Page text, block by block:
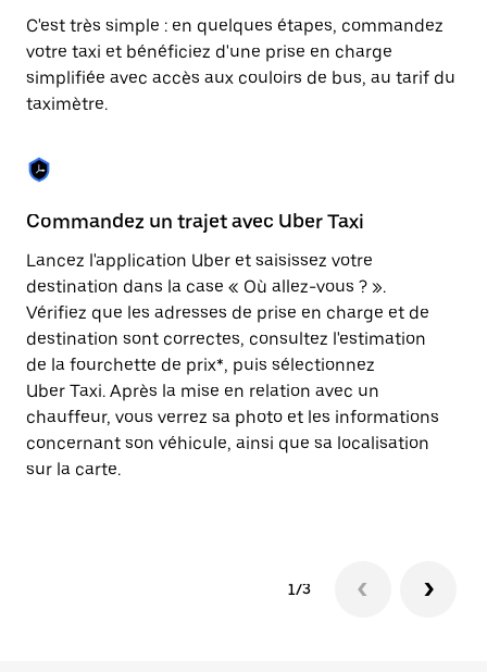
une
date.
Appuyez
sur
la
pour
fermer
calendrier.
C'est très simple : en quelques étapes, commandez
votre taxi et bénéficiez d'une prise en charge
simplifiée avec accès aux couloirs de bus, au tarif du
taximètre.
Commandez un trajet avec Uber Taxi
Lancez l'application Uber et saisissez votre
destination dans la case « Où allez-vous ? ».
Vérifiez que les adresses de prise en charge et de
destination sont correctes, consultez l'estimation
de la fourchette de prix*, puis sélectionnez
Uber Taxi. Après la mise en relation avec un
chauffeur, vous verrez sa photo et les informations
concernant son véhicule, ainsi que sa localisation
sur la carte.
1/3